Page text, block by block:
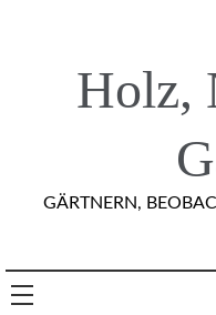
Holz,
GÄRTNERN,